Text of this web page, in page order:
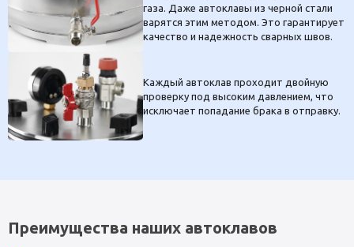
газа. Даже автоклавы из черной стали
варятся этим методом. Это гарантирует
качество и надежность сварных швов.
Каждый автоклав проходит двойную
проверку под высоким давлением, что
исключает попадание брака в отправку.
Преимущества наших автоклавов